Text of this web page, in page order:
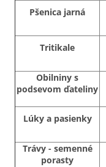
Pšenica jarná
Tritikale
Obilniny s
podsevom ďateliny
Lúky a pasienky
Trávy - semenné
porasty